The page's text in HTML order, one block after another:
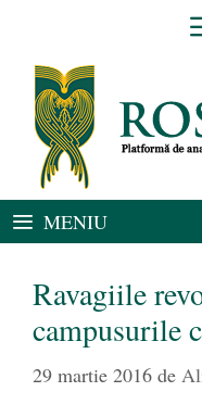
conținut
MENIU
Ravagiile
campusurile
29 martie 2016 de